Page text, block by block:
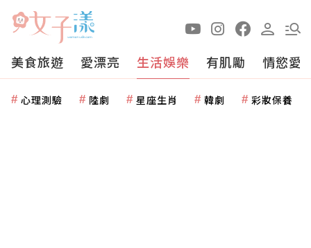
美食旅遊 愛漂亮 生活娛樂 有肌勵 情慾愛
心理測驗 陸劇 星座生肖 韓劇 彩妝保養